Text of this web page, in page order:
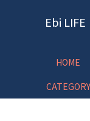
Ebi
HOME
CATEGORY